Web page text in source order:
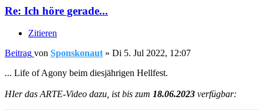
Re: Ich höre gerade...
Zitieren
Beitrag von Sponskonaut» Di 5. Jul 2022, 12:07
... Life of Agony beim diesjährigen Hellfest.
HIer das ARTE-Video dazu, ist bis zum 18.06.2023 verfügbar: